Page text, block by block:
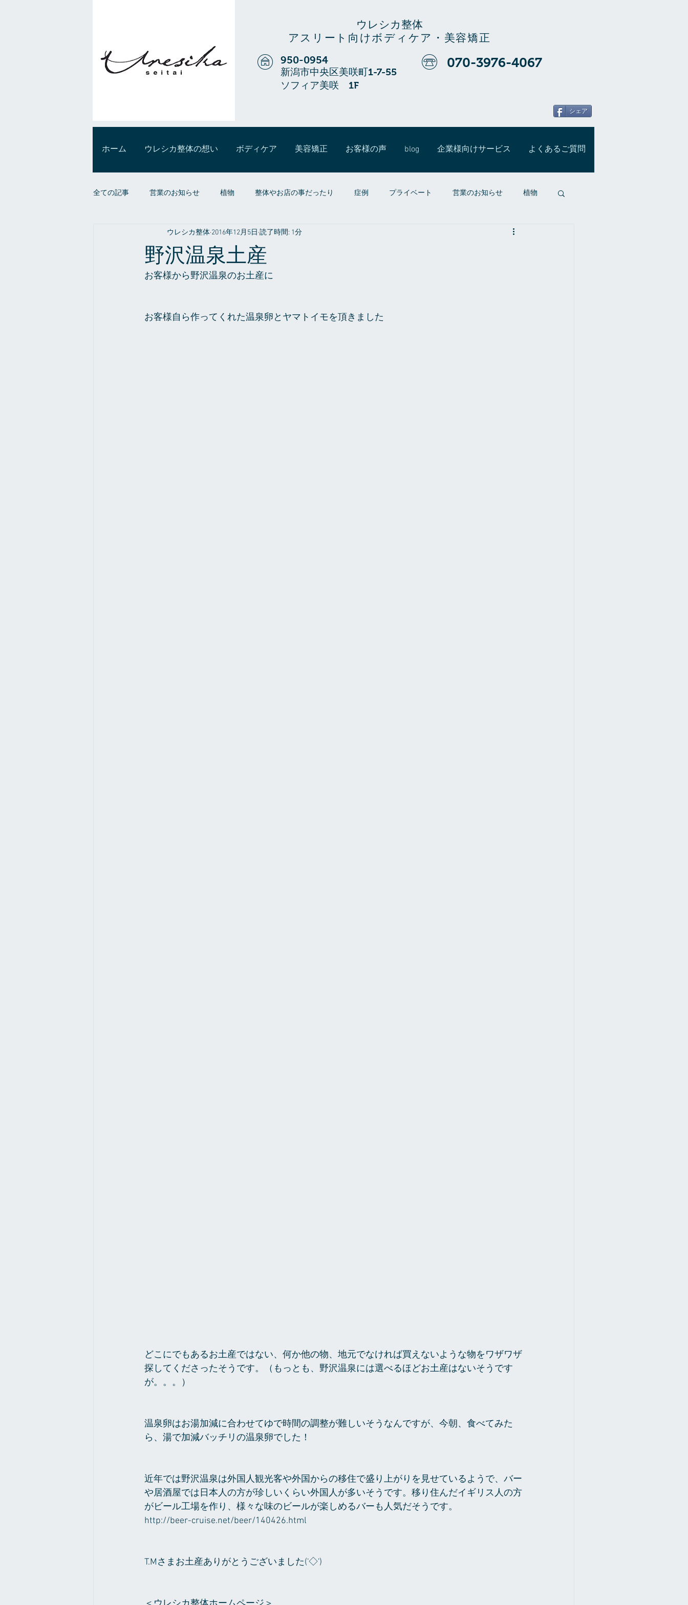
ウレシカ整体
アスリート向けボディケア・美容矯正
950-0954
新潟市中央区美咲町1-7-55
ソフィア美咲 1F
070-3976-4067
シェア
ホーム ウレシカ整体の想い ボディケア 美容矯正 お客様の声 blog 企業様向けサービス よくあるご質問
全ての記事 営業のお知らせ 植物 整体やお店の事だったり 症例 プライベート 営業のお知らせ 植物
整体やお店の事だったり 症例 プライベート
野沢温泉土産
ウレシカ整体 2016年12月5日 読了時間: 1分
お客様から野沢温泉のお土産に
お客様自ら作ってくれた温泉卵とヤマトイモを頂きました
どこにでもあるお土産ではない、何か他の物、地元でなければ買えないような物をワザワザ
探してくださったそうです。（もっとも、野沢温泉には選べるほどお土産はないそうです
が。。。）
温泉卵はお湯加減に合わせてゆで時間の調整が難しいそうなんですが、今朝、食べてみた
ら、湯で加減バッチリの温泉卵でした！
近年では野沢温泉は外国人観光客や外国からの移住で盛り上がりを見せているようで、バー
や居酒屋では日本人の方が珍しいくらい外国人が多いそうです。移り住んだイギリス人の方
がビール工場を作り、様々な味のビールが楽しめるバーも人気だそうです。
http://beer-cruise.net/beer/140426.html
T.Mさまお土産ありがとうございました('◇')ゞ